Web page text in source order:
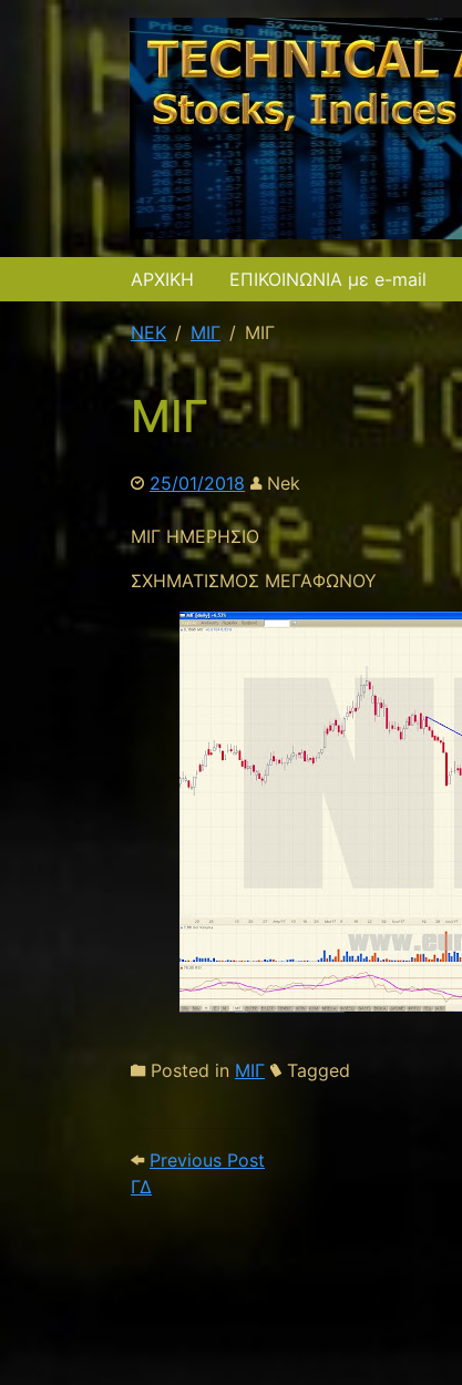
ΑΡΧΙΚΗ ΕΠΙΚΟΙΝΩΝΙΑ με e-mail
NEK ΜΙΓ ΜΙΓ
ΜΙΓ
25/01/2018 Nek
ΜΙΓ ΗΜΕΡΗΣΙΟ
ΣΧΗΜΑΤΙΣΜΟΣ ΜΕΓΑΦΩΝΟΥ
Posted in ΜΙΓ Tagged
Post navigation
Previous Post
ΓΔ